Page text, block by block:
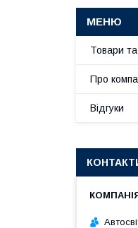
Товари та
Про
Відгуки